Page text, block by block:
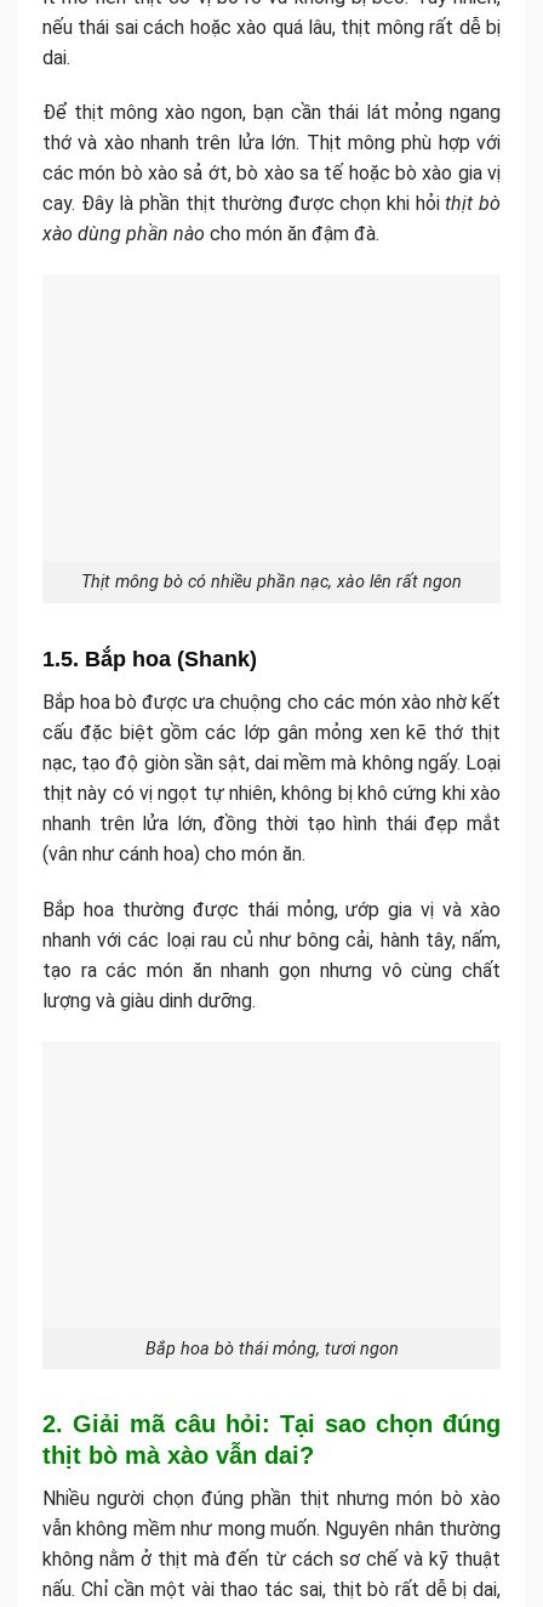
nếu thái sai cách hoặc xào quá lâu, thịt mông rất dễ bị
dai.
Để thịt mông xào ngon, bạn cần thái lát mỏng ngang
thớ và xào nhanh trên lửa lớn. Thịt mông phù hợp với
các món bò xào sả ớt, bò xào sa tế hoặc bò xào gia vị
cay. Đây là phần thịt thường được chọn khi hỏithịt bò
xào dùng phần nào cho món ăn đậm đà.
Thịt mông bò có nhiều phần nạc, xào lên rất ngon
1.5. Bắp hoa (Shank)
Bắp hoa bò được ưa chuộng cho các món xào nhờ kết
cấu đặc biệt gồm các lớp gân mỏng xen kẽ thớ thịt
nạc, tạo độ giòn sần sật, dai mềm mà không ngấy. Loại
thịt này có vị ngọt tự nhiên, không bị khô cứng khi xào
nhanh trên lửa lớn, đồng thời tạo hình thái đẹp mắt
(vân như cánh hoa) cho món ăn.
Bắp hoa thường được thái mỏng, ướp gia vị và xào
nhanh với các loại rau củ như bông cải, hành tây, nấm,
tạo ra các món ăn nhanh gọn nhưng vô cùng chất
lượng và giàu dinh dưỡng.
Bắp hoa bò thái mỏng, tươi ngon
2. Giải mã câu hỏi: Tại sao chọn đúng
thịt bò mà xào vẫn dai?
Nhiều người chọn đúng phần thịt nhưng món bò xào
vẫn không mềm như mong muốn. Nguyên nhân thường
không nằm ở thịt mà đến từ cách sơ chế và kỹ thuật
nấu. Chỉ cần một vài thao tác sai, thịt bò rất dễ bị dai,